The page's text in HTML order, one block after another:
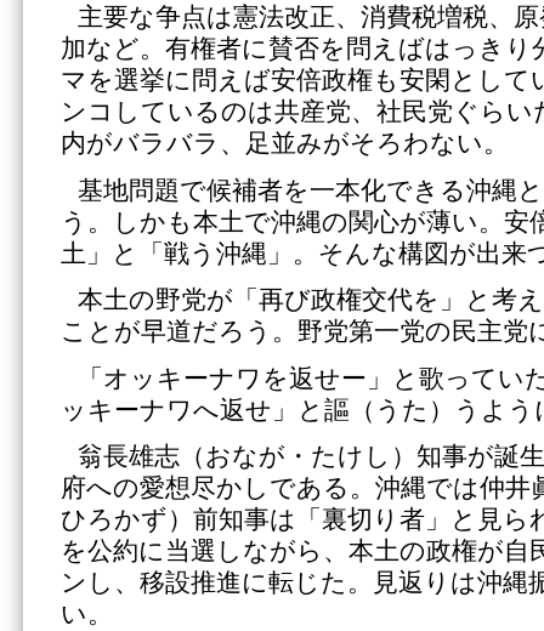
主要な争点は憲法改正、消費税増税、
加など。有権者に賛否を問えばはっきり
マを選挙に問えば安倍政権も安閑とし
ンコしているのは共産党、社民党ぐらい
内がバラバラ、足並みがそろわない。
基地問題で候補者を一本化できる沖縄
う。しかも本土で沖縄の関心が薄い。安
土」と「戦う沖縄」。そんな構図が出来
本土の野党が「再び政権交代を」と考
ことが早道だろう。野党第一党の民主党
「オッキーナワを返せー」と歌ってい
ッキーナワへ返せ」と謳（うた）うよ
翁長雄志（おなが・たけし）知事が誕
府への愛想尽かしである。沖縄では仲井
ひろかず）前知事は「裏切り者」と見ら
を公約に当選しながら、本土の政権が自
ンし、移設推進に転じた。見返りは沖縄
い。